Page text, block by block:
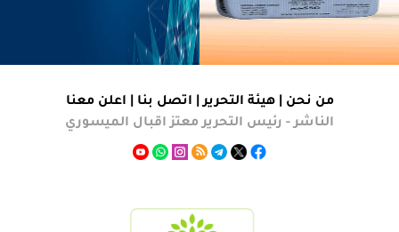
من نحن |هيئة التحرير اتصل بنا
اعلن معنا
الناشر - رئيس التحرير معتز اقبال الميسوري